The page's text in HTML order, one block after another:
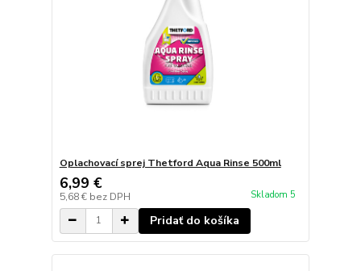
Oplachovací sprej Thetford Aqua Rinse 500ml
6,99 €
5,68 € bez DPH Skladom 5
Pridať do košíka